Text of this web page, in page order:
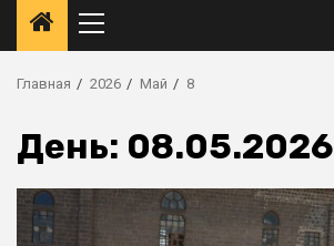
Главная 2026 Май 8
День: 08.05.2026